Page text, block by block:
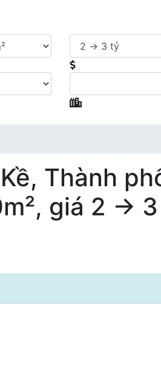
Thành
giá 2 →